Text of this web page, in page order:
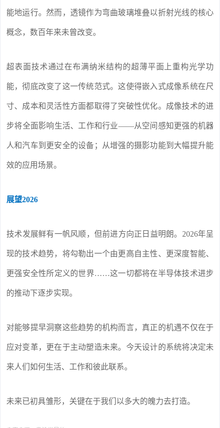
能地运行。然而，透镜作为弯曲玻璃堆叠以折射光线的核心
概念，数百年来未曾改变。
超表面技术通过在布满纳米结构的超薄平面上重构光学功
能，彻底改变了这一传统范式。这使得嵌入式成像系统在尺
寸、成本和灵活性方面都取得了突破性优化。成像技术的进
步将全面影响生活、工作和行业——从空间感知更强的机器
人和汽车到更安全的设备；从增强的摄影功能到大幅提升能
效的应用场景。
展望2026
技术发展鲜有一帆风顺，但前进方向正日益明朗。2026年呈
现的技术趋势，将勾勒出一个由更高自主性、更深度智能、
更强安全性所定义的世界……这一切都将在半导体技术进步
的推动下逐步实现。
对能够提早洞察这些趋势的机构而言，真正的机遇不仅在于
应对变革，更在于主动塑造未来。今天设计的系统将决定未
来人们如何生活、工作和彼此联系。
未来已初具雏形，关键在于我们以多大的魄力去打造。